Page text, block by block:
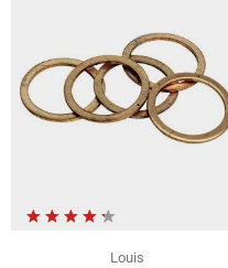
Louis